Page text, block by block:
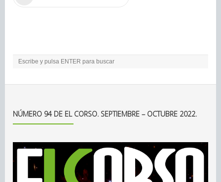
NÚMERO 94 DE EL CORSO. SEPTIEMBRE – OCTUBRE 2022.